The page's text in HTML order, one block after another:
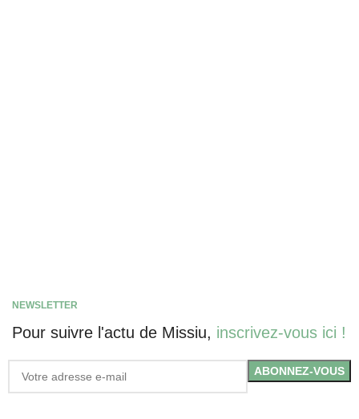
NEWSLETTER
Pour suivre l'actu de Missiu, inscrivez-vous ici !